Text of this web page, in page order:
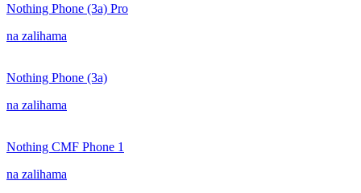
Nothing Phone (3a) Pro
na zalihama
Nothing Phone (3a)
na zalihama
Nothing CMF Phone 1
na zalihama